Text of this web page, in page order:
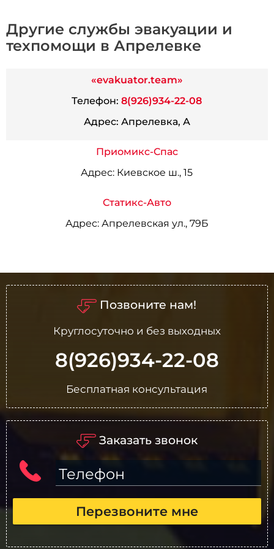
Другие службы эвакуации и
техпомощи в Апрелевке
«evakuator.team»
Телефон: 8(926)934-22-08
Адрес: Апрелевка, А
Приомикс-Спас
Адрес: Киевское ш., 15
Статикс-Авто
Адрес:Апрелевская ул., 79Б
Позвоните нам!
Круглосуточно и без выходных
8(926)934-22-08
Бесплатная консультация
Заказать звонок
Телефон
Перезвоните мне